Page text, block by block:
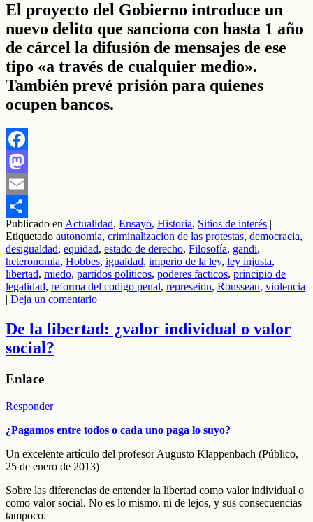
El proyecto del Gobierno introduce un
nuevo delito que sanciona con hasta 1 año
de cárcel la difusión de mensajes de ese
tipo «a través de cualquier medio».
También prevé prisión para quienes
ocupen bancos.
Facebook
Mastodon
Email
Compartir
Publicado en Actualidad, Ensayo, Historia, Sitios de interés |
Etiquetado autonomia, criminalizacion de las protestas, democracia,
desigualdad, equidad, estado de derecho, Filosofía, gandi,
heteronomia, Hobbes, igualdad, imperio de la ley, ley injusta,
libertad, miedo, partidos politicos, poderes facticos, principio de
legalidad, reforma del codigo penal, represeion, Rousseau, violencia
| Deja un comentario
De la libertad: ¿valor individual o valor
social?
Enlace
Responder
¿Pagamos entre todos o cada uno paga lo suyo?
Un excelente artículo del profesor Augusto Klappenbach (Público,
25 de enero de 2013)
Sobre las diferencias de entender la libertad como valor individual o
como valor social. No es lo mismo, ni de lejos, y sus consecuencias
tampoco.